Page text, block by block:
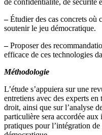
de confidentialité, de sécurité
–Étudier des cas concrets où
soutenir le jeu démocratique.
–Proposer des
efficace de ces technologies
Méthodologie
L’étude s’appuiera sur une
entretiens avec des experts
droit, ainsi que sur l’analyse
particulière sera accordée
pratiques pour l’intégration